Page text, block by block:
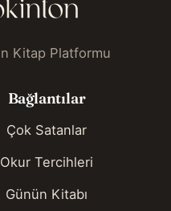
Kitap Platformu
Bağlantılar
Çok Satanlar
Okur Tercihleri
Günün Kitabı